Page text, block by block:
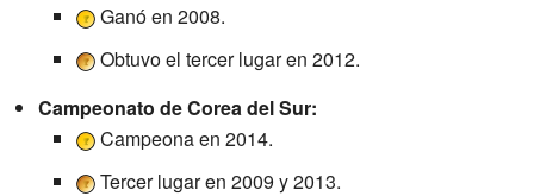
Ganó en 2008.
Obtuvo el tercer lugar en 2012.
Campeonato de Corea del Sur:
Campeona en 2014.
Tercer lugar en 2009 y 2013.